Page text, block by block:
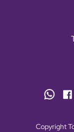
Copyright